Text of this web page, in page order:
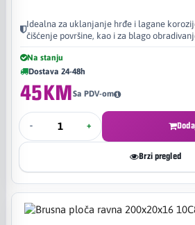
Idealna za uklanjanje hrđe i lagane
čišćenje površine, kao i za blago
Na stanju
Dostava 24-48h
45KMSa PDV-om
- +
Brzi pregled